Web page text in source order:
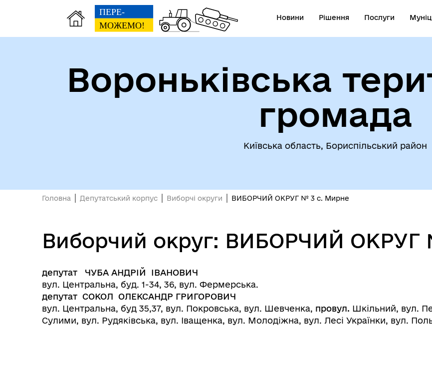
Новини Рішення Послуги
Вороньківська
громада
Київська область, Бориспільський район
Головна Депутатський корпус Виборчі округи ВИБОРЧИЙ ОКРУГ № 3 с. Мирне
Виборчий округ: ВИБОРЧИЙ
депутат ЧУБА АНДРІЙ ІВАНОВИЧ
вул. Центральна, буд. 1-34, 36, вул. Фермерська.
депутат СОКОЛ ОЛЕКСАНДР ГРИГОРОВИЧ
вул. Центральна, буд 35,37, вул. Покровська, вул. Шевченка, провул. Шкільний, вул.
Сулими, вул. Рудяківська, вул. Іващенка, вул. Молодіжна, вул. Лесі Українки, вул.